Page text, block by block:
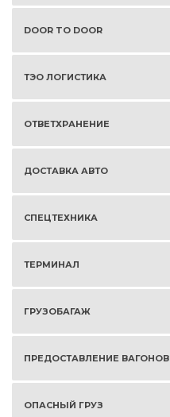
DOOR TO DOOR
ТЭО ЛОГИСТИКА
ОТВЕТХРАНЕНИЕ
ДОСТАВКА АВТО
СПЕЦТЕХНИКА
ТЕРМИНАЛ
ГРУЗОБАГАЖ
ПРЕДОСТАВЛЕНИЕ ВАГОНОВ
ОПАСНЫЙ ГРУЗ